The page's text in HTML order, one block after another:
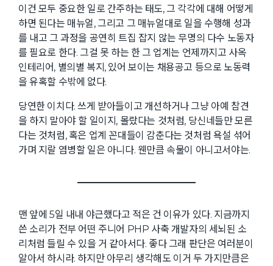
이건 모두 중요한 일로 간주하는 태도, 그 각각에 대해 어떻게
하면 된다는 매뉴얼, 그리고 그 매뉴얼대로 일을 수행해 성과
를 내고 그 과정을 공연히 트집 잡지 않는 무명의 다수 노동자
를 필요로 한다. 그걸 못 하는 한 그 업계는 언제까지고 사옥
인테리어, 별의별 복지, 있어 보이는 채용공고 등으로 노동력
을 유혹할 수밖에 없다.
당연한 이치다. 쓰게 받아들이고 개선하거나 그냥 아예 참견
을 하지 말아야 할 일이지, 몰랐다는 것처럼, 당신네들만 모른
다는 것처럼, 혹은 업계 꼰대들이 감춘다는 것처럼 욕설 섞어
가며 지랄 염병할 일은 아니다. 웬만큼 속물이 아니고서야는.
맨 앞에 5일 내내 야근했다고 적은 건 이유가 있다. 지금까지
쓴 소리가 전부 어떤 주니어 PHP 사축 개발자의 세뇌된 소
리처럼 들릴 수 있을 거 같아서다. 좋다 그래 판단은 여러분이
알아서 하시라. 하지만 아무리 생각해도 이거 두 가지만큼은